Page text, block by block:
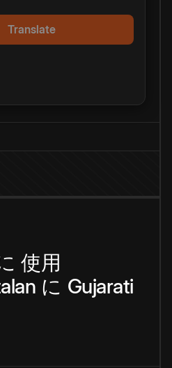
Translate
使用
に Gujarati